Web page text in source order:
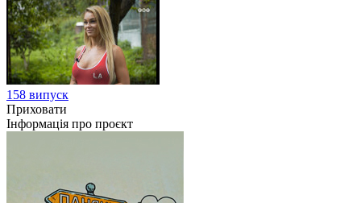
158 випуск
Приховати
Інформація про проєкт